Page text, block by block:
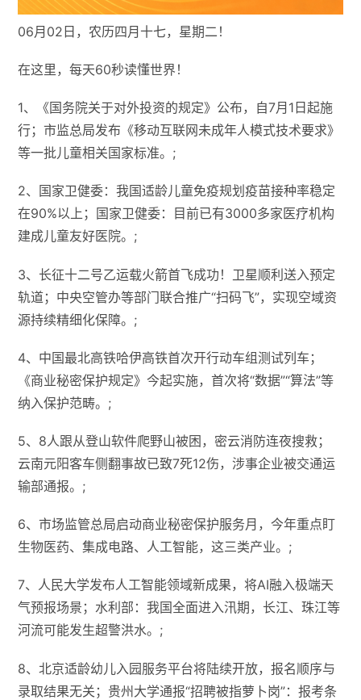
06月02日，农历四月十七，星期二！
在这里，每天60秒读懂世界！
1、《国务院关于对外投资的规定》公布，自7月1日起施
行；市监总局发布《移动互联网未成年人模式技术要求》
等一批儿童相关国家标准。;
2、国家卫健委：我国适龄儿童免疫规划疫苗接种率稳定
在90%以上；国家卫健委：目前已有3000多家医疗机构
建成儿童友好医院。;
3、长征十二号乙运载火箭首飞成功！卫星顺利送入预定
轨道；中央空管办等部门联合推广“扫码飞”，实现空域资
源持续精细化保障。;
4、中国最北高铁哈伊高铁首次开行动车组测试列车；
《商业秘密保护规定》今起实施，首次将“数据”“算法”等
纳入保护范畴。;
5、8人跟从登山软件爬野山被困，密云消防连夜搜救；
云南元阳客车侧翻事故已致7死12伤，涉事企业被交通运
输部通报。;
6、市场监管总局启动商业秘密保护服务月，今年重点盯
生物医药、集成电路、人工智能，这三类产业。;
7、人民大学发布人工智能领域新成果，将AI融入极端天
气预报场景；水利部：我国全面进入汛期，长江、珠江等
河流可能发生超警洪水。;
8、北京适龄幼儿入园服务平台将陆续开放，报名顺序与
录取结果无关；贵州大学通报“招聘被指萝卜岗”：报考条